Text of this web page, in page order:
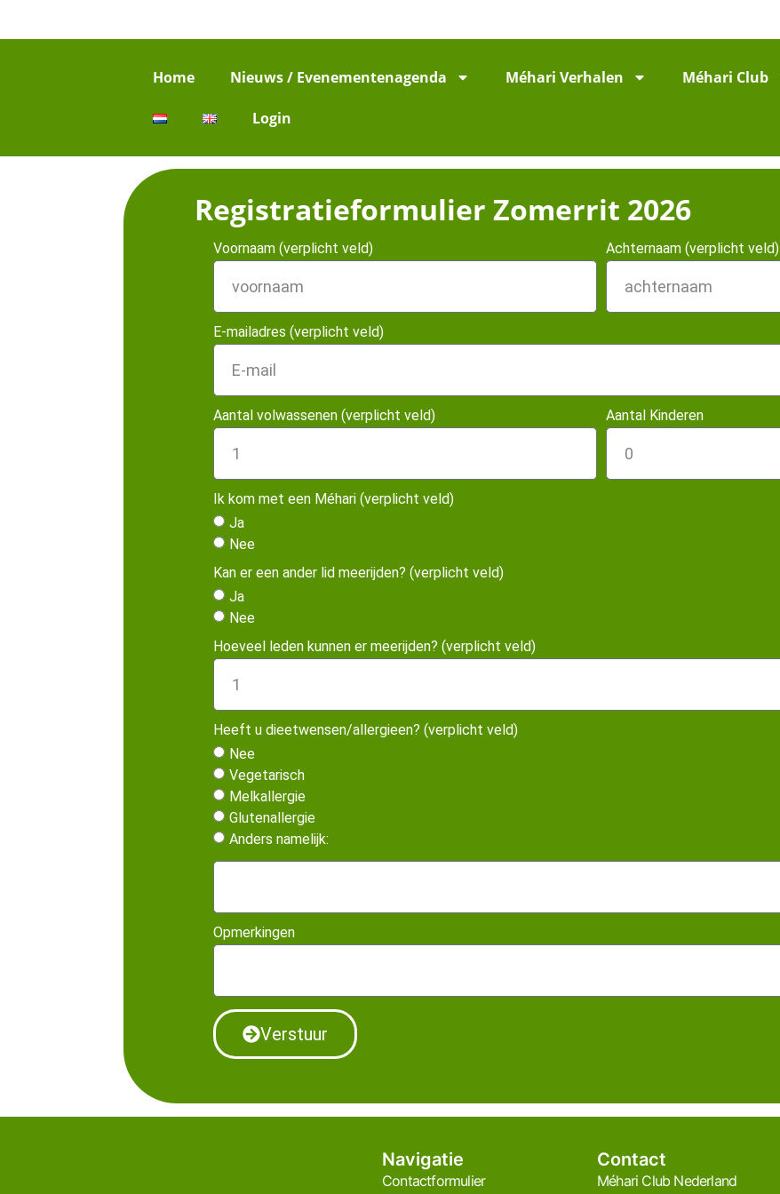
Home Nieuws / Evenementenagenda Méhari Verhalen Méhari Club
Login
Registratieformulier Zomerrit 2026
Voornaam (verplicht veld) Achternaam (verplicht veld)
E-mailadres (verplicht veld)
Aantal volwassenen (verplicht veld) Aantal Kinderen
Ik kom met een Méhari (verplicht veld)
Ja
Nee
Kan er een ander lid meerijden? (verplicht veld)
Ja
Nee
Hoeveel leden kunnen er meerijden? (verplicht veld)
Heeft u dieetwensen/allergieen? (verplicht veld)
Nee
Vegetarisch
Melkallergie
Glutenallergie
Anders namelijk:
Opmerkingen
Verstuur
Navigatie
Contactformulier
Contact
Méhari Club Nederland​